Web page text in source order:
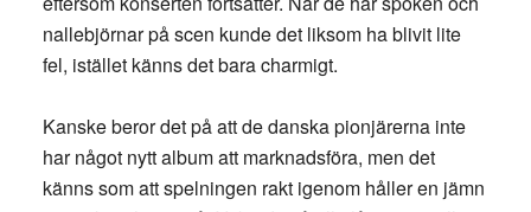
nallebjörnar på scen kunde det liksom ha blivit lite
fel, istället känns det bara charmigt.
Kanske beror det på att de danska pionjärerna inte
har något nytt album att marknadsföra, men det
känns som att spelningen rakt igenom håller en jämn